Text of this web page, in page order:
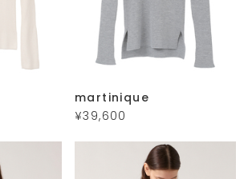
martinique
¥39,600